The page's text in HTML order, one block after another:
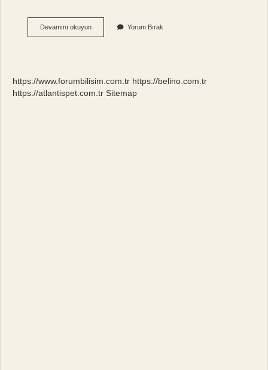
Devamını okuyunNetflix
Türkiye
Yorum Bırak
https://www.forumbilisim.com.tr https://belino.com.tr
https://atlantispet.com.tr Sitemap